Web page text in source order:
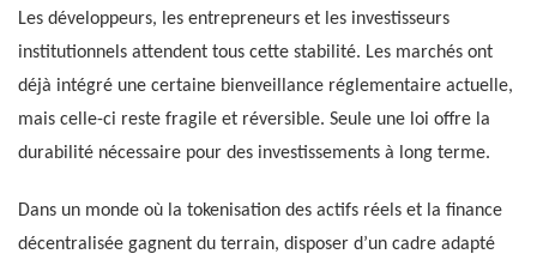
Les développeurs, les entrepreneurs et les investisseurs
institutionnels attendent tous cette stabilité. Les marchés ont
déjà intégré une certaine bienveillance réglementaire actuelle,
mais celle-ci reste fragile et réversible. Seule une loi offre la
durabilité nécessaire pour des investissements à long terme.
Dans un monde où la tokenisation des actifs réels et la finance
décentralisée gagnent du terrain, disposer d’un cadre adapté